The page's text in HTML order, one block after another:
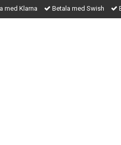
med Klarna Betala med Swish